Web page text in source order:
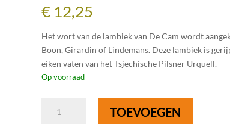
€12,25
Het wort van de lambiek van De Cam wordt
Boon, Girardin of Lindemans. Deze lambiek is
eiken vaten van het Tsjechische Pilsner Urquell.
Op voorraad
Cam
TOEVOEGEN